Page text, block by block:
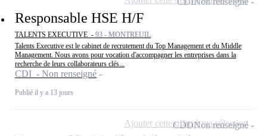
Responsable HSE H/F
TALENTS EXECUTIVE - 93 - MONTREUIL
Talents Executive est le cabinet de recrutement du Top Management et du Middle
Management. Nous avons pour vocation d'accompagner les entreprises dans la
recherche de leurs collaborateurs clés...
CDI - Non renseigné
Publié il y a 13 jours
CDDNon renseigné
Ajouter cette offre à ma sélection